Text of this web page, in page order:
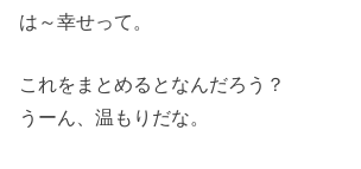
は～幸せって。
これをまとめるとなんだろう？
うーん、温もりだな。